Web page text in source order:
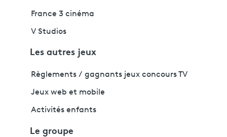
France 3 cinéma
V Studios
Les autres jeux
Règlements / gagnants jeux concours TV
Jeux web et mobile
Activités enfants
Le groupe